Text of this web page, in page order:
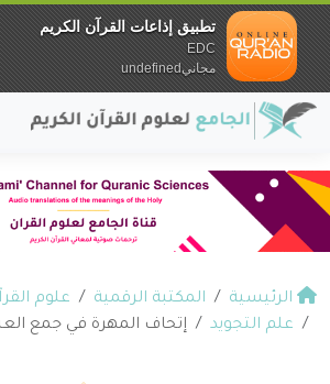
الرئيسية المكتبة الرقمية
علوم
علم التجويد
إتحاف المهرة في جمع
تطبيق إذاعات القرآن الكريم
EDC
مجانيundefined